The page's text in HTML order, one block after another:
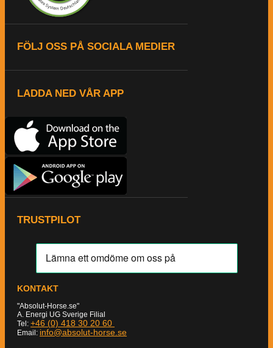
FÖLJ OSS PÅ SOCIALA MEDIER
LADDA NED VÅR APP
TRUSTPILOT
KONTAKT
"Absolut-Horse.se"
A. Energi UG Sverige Filial
Tel: +46 (0) 418 30 20 60
Email: info@absolut-horse.se